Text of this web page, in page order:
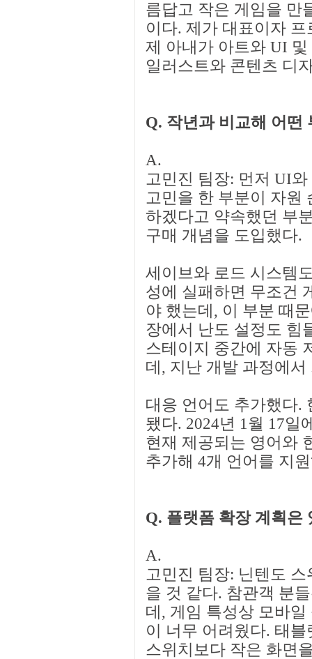
름답고 작은 게임을 만
이다. 제가 대표이자
제 아내가 아트와 UI
일러스트와 콘텐츠 디
Q. 작년과 비교해 어떤
A.
고민진 팀장: 먼저 UI
고민을 한 부분이 자원
하겠다고 약속했던 부
구매 개념을 도입했다.
세이브와 로드 시스템
성에 실패하면 무조건
야 했는데, 이 부분 때
장에서 난도 설정도 힘
스테이지 중간에 자동
데, 지난 개발 과정에
대응 언어도 추가했다.
됐다. 2024년 1월 17일
현재 제공되는 영어와
추가해 4개 언어를 지
Q. 플랫폼 확장 계획은
A.
고민진 팀장: 닌텐도
을 것 같다. 참관객 분
데, 게임 특성상 모바
이 너무 어려웠다. 태
스위치보다 작은 화면